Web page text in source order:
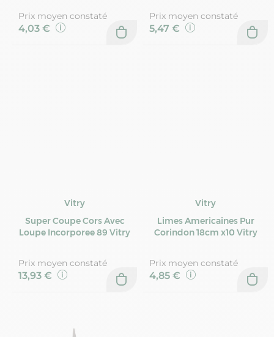
Prix moyen constaté
4,03 €
Prix moyen constaté
5,47 €
Vitry
Super Coupe Cors Avec
Loupe Incorporee 89 Vitry
Prix moyen constaté
13,93 €
Vitry
Limes Americaines Pur
Corindon 18cm x10 Vitry
Prix moyen constaté
4,85 €